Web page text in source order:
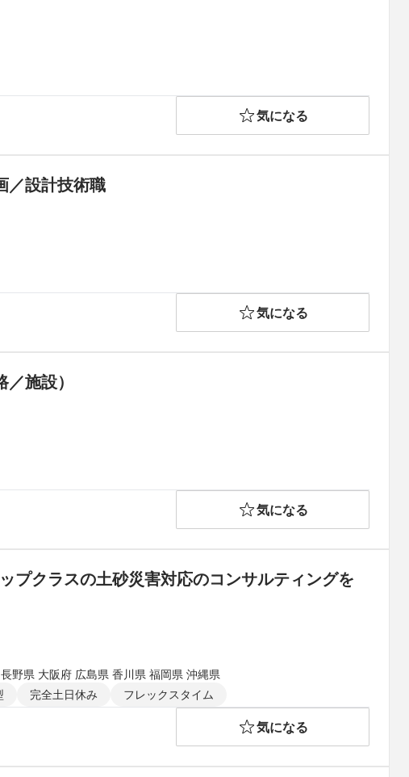
気になる
／設計技術職
気になる
施設）
気になる
プクラスの土砂災害対応のコンサルティングを
野県 大阪府 広島県 香川県 福岡県 沖縄県
完全土日休み フレックスタイム
気になる